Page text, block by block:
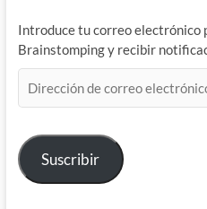
Introduce tu correo electrónico
Brainstomping y recibir
de
electrónico
Suscribir